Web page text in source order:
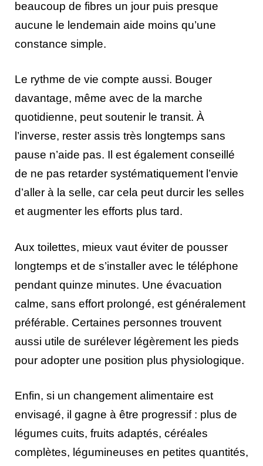
beaucoup de fibres un jour puis presque
aucune le lendemain aide moins qu’une
constance simple.
Le rythme de vie compte aussi. Bouger
davantage, même avec de la marche
quotidienne, peut soutenir le transit. À
l’inverse, rester assis très longtemps sans
pause n’aide pas. Il est également conseillé
de ne pas retarder systématiquement l’envie
d’aller à la selle, car cela peut durcir les selles
et augmenter les efforts plus tard.
Aux toilettes, mieux vaut éviter de pousser
longtemps et de s’installer avec le téléphone
pendant quinze minutes. Une évacuation
calme, sans effort prolongé, est généralement
préférable. Certaines personnes trouvent
aussi utile de surélever légèrement les pieds
pour adopter une position plus physiologique.
Enfin, si un changement alimentaire est
envisagé, il gagne à être progressif : plus de
légumes cuits, fruits adaptés, céréales
complètes, légumineuses en petites quantités,